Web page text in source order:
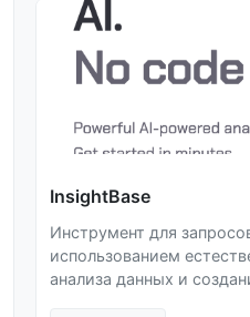
InsightBase
Инструмент для
использованием
анализа данных и